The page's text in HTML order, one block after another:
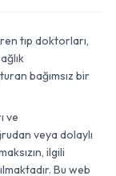
tıp doktorları,
bağımsız bir
ve
veya dolaylı
ilgili
Bu web